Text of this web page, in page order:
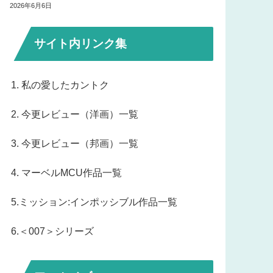
2026年6月6日
サイト内リンク集
1. 私の愛したカントク
2. 今更レビュー（洋画）一覧
3. 今更レビュー（邦画）一覧
4. マーベルMCU作品一覧
5.ミッション:インポッシブル作品一覧
6.＜007＞シリーズ